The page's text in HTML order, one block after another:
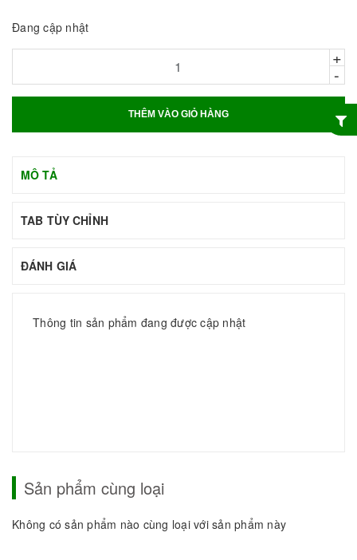
Đang cập nhật
+
-
THÊM VÀO GIỎ HÀNG
MÔ TẢ
TAB TÙY CHỈNH
ĐÁNH GIÁ
Thông tin sản phẩm đang được cập nhật
Sản phẩm cùng loại
Không có sản phẩm nào cùng loại với sản phẩm này